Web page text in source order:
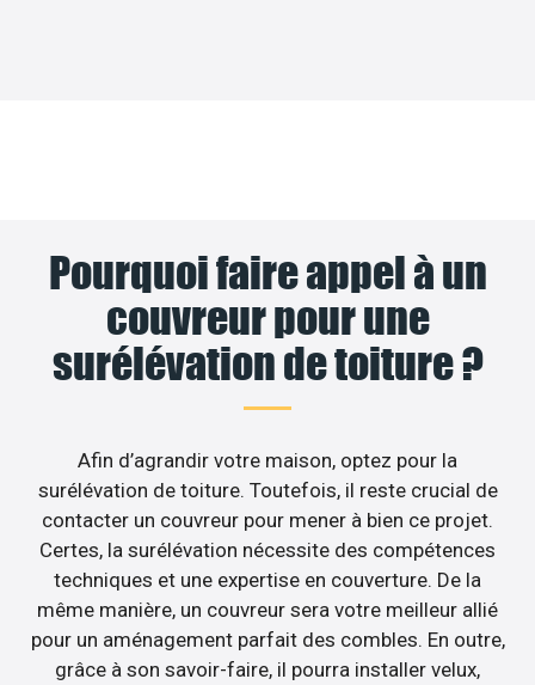
Pourquoi faire appel à un
couvreur pour une
surélévation de toiture ?
Afin d’agrandir votre maison, optez pour la
surélévation de toiture. Toutefois, il reste crucial de
contacter un couvreur pour mener à bien ce projet.
Certes, la surélévation nécessite des compétences
techniques et une expertise en couverture. De la
même manière, un couvreur sera votre meilleur allié
pour un aménagement parfait des combles. En outre,
grâce à son savoir-faire, il pourra installer velux,